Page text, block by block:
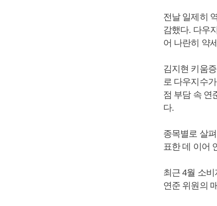
전날 일제히
감했다. 다우
어 나란히 약
김지현 키움
로 다우지수
점 부담 속 연
다.
종목별로 살
표한 데 이어
최근 4월 소
연준 위원의